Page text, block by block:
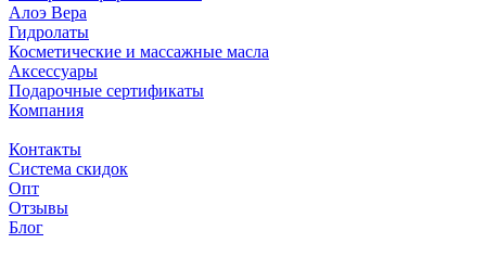
Алоэ Вера
Гидролаты
Косметические и массажные масла
Аксессуары
Подарочные сертификаты
Компания
Контакты
Система скидок
Опт
Отзывы
Блог